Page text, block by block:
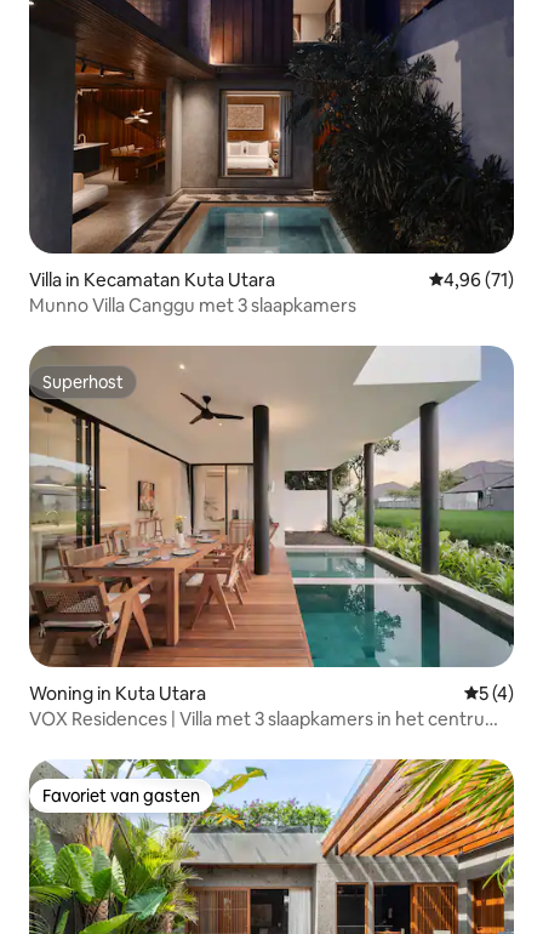
Villa in Kecamatan Kuta Utara Gemiddelde
4,96 (71)
Munno Villa Canggu met 3 slaapkamers
Superhost
Superhost
Woning in Kuta Utara
5 (4)
VOX Residences | Villa met 3 slaapkamers in het centrum
Favoriet van gasten
Favoriet van gasten